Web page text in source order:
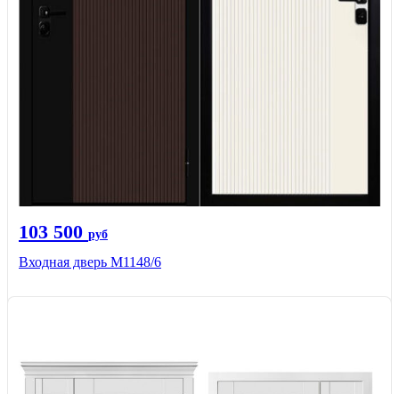
103 500 руб
Входная дверь М1148/6